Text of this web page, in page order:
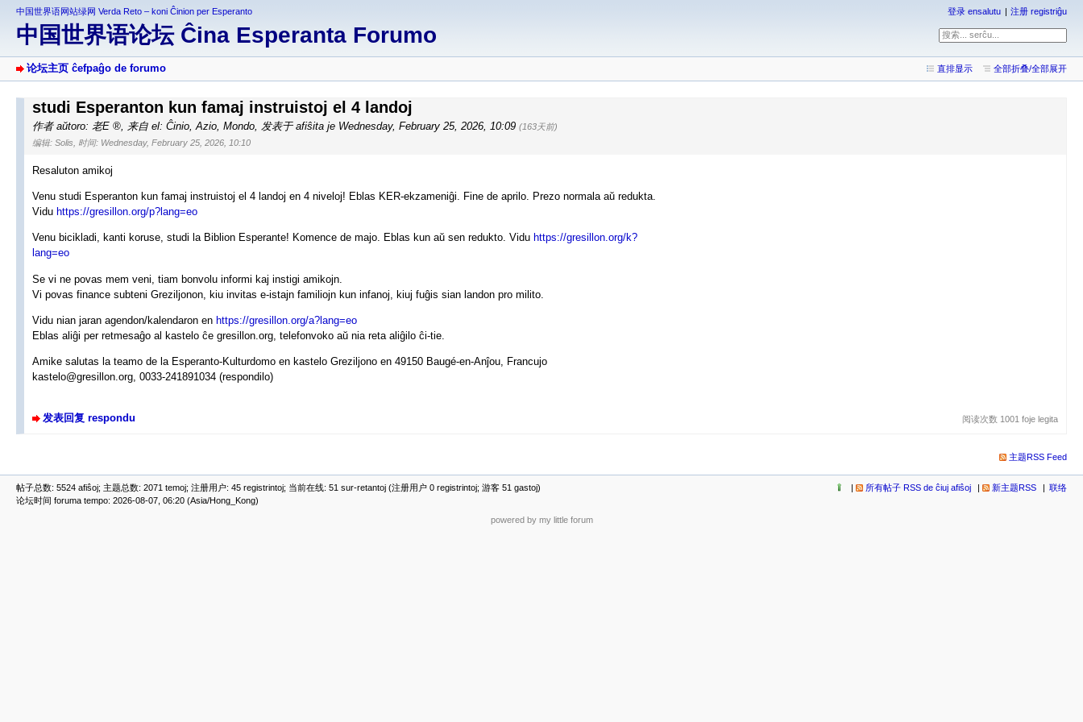
中国世界语网站绿网 Verda Reto – koni Ĉinion per Esperanto
中国世界语论坛 Ĉina Esperanta Forumo
登录 ensalutu 注册 registriĝu
论坛主页 ĉefpaĝo de forumo 直排显示 全部折叠/全部展开
studi Esperanton kun famaj instruistoj el 4 landoj
作者 aŭtoro: 老E , 来自 el: Ĉinio, Azio, Mondo, 发表于 afiŝita je Wednesday, February 25, 2026, 10:09 (163天前)
编辑: Solis, 时间: Wednesday, February 25, 2026, 10:10
Resaluton amikoj
Venu studi Esperanton kun famaj instruistoj el 4 landoj en 4 niveloj! Eblas KER-ekzameniĝi. Fine de aprilo. Prezo normala aŭ redukta.
Vidu https://gresillon.org/p?lang=eo
Venu bicikladi, kanti koruse, studi la Biblion Esperante! Komence de majo. Eblas kun aŭ sen redukto. Vidu https://gresillon.org/k?
lang=eo
Se vi ne povas mem veni, tiam bonvolu informi kaj instigi amikojn.
Vi povas finance subteni Greziljonon, kiu invitas e-istajn familiojn kun infanoj, kiuj fuĝis sian landon pro milito. ️
Vidu nian jaran agendon/kalendaron en https://gresillon.org/a?lang=eo
Eblas aliĝi per retmesaĝo al kastelo ĉe gresillon.org, telefonvoko aŭ nia reta aliĝilo ĉi-tie.
Amike salutas la teamo de la Esperanto-Kulturdomo en kastelo Greziljono en 49150 Baugé-en-Anĵou, Francujo
kastelo@gresillon.org, 0033-241891034 (respondilo)
发表回复 respondu 阅读次数 1001 foje legita
主题RSS Feed
帖子总数: 5524 afiŝoj; 主题总数: 2071 temoj; 注册用户: 45 registrintoj; 当前在线: 51 sur-retantoj (注册用户 0 registrintoj; 游客 51 gastoj)
论坛时间 foruma tempo: 2026-08-07, 06:20 (Asia/Hong_Kong)
所有帖子 RSS de ĉiuj afiŝoj 新主题RSS 联络
powered by my little forum